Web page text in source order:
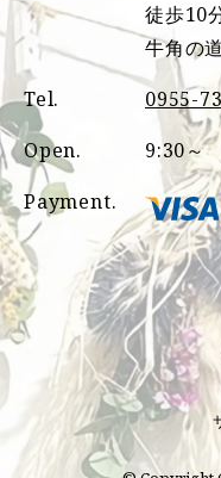
徒歩10
牛角の
Tel.
0955-
Open.
9:30～
Payment.